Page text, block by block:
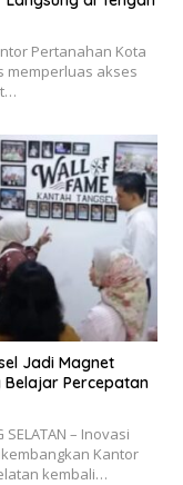
Pertanahan Kota
memperluas akses
Jadi Magnet
Belajar Percepatan
– Inovasi
Kantor
kembali…